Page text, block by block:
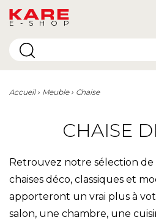
E-SHOP
Accueil Meuble Chaise
CHAISE
Retrouvez notre sélection de
chaises déco, classiques et
apporteront un vrai plus à
salon, une chambre, une